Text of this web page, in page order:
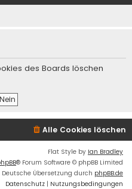
des Boards löschen
Alle Cookies löschen
Flat Style by Ian Bradley
® Forum Software © phpBB Limited
Deutsche Übersetzung durch phpBB.de
Datenschutz | Nutzungsbedingungen